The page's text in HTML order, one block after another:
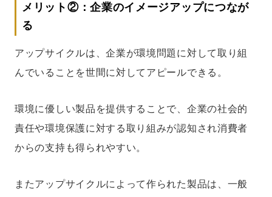
メリット②：企業のイメージアップにつなが
る
アップサイクルは、企業が環境問題に対して取り組
んでいることを世間に対してアピールできる。
環境に優しい製品を提供することで、企業の社会的
責任や環境保護に対する取り組みが認知され消費者
からの支持も得られやすい。
またアップサイクルによって作られた製品は、一般